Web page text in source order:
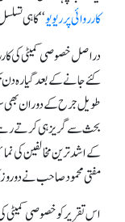
کارروائی پر ریویو‘‘ کا ہی
دراصل خصوصی کمیٹی کی
کئےجانے کے بعد گیارہ دن
طویل جرح کے دوران
بحث سے گریز ہی کرتے
کے اشد ترین مخالفین کی
مفتی محمود صاحب نے دو
اس تقریر کو خصوصی کمیٹی